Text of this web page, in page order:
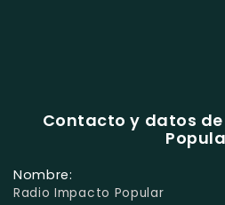
Contacto y datos
Nombre:
Radio Impacto Popular